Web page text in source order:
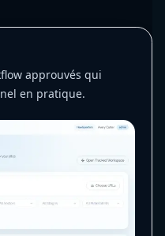
approuvés qui
en pratique.